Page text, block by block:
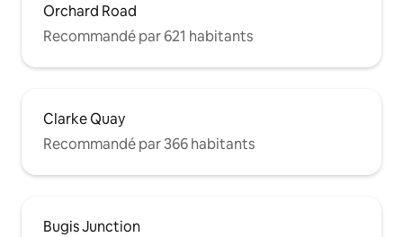
Orchard Road
Recommandé par 621 habitants
Clarke Quay
Recommandé par 366 habitants
Bugis Junction